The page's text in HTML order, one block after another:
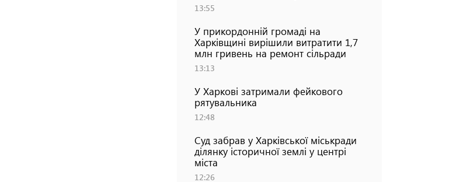
13:55
У прикордонній громаді на
Харківщині вирішили витратити 1,7
млн гривень на ремонт сільради
13:13
У Харкові затримали фейкового
рятувальника
12:48
Суд забрав у Харківської міськради
ділянку історичної землі у центрі
міста
12:26